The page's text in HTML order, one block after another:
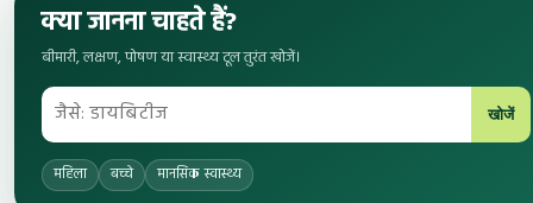
क्या जानना चाहते हैं?
बीमारी, लक्षण, पोषण या स्वास्थ्य टूल तुरंत खोजें।
खोजें
महिला बच्चे मानसिक स्वास्थ्य